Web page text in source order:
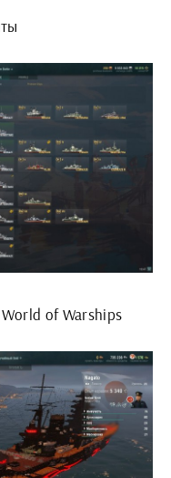
of Warships